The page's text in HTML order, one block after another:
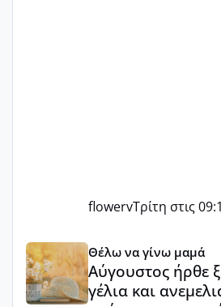
flowervΤρίτη στις
Αύγουστος ήρθε ξανά γεμάτος
Θέλω να γίνω μαμά
Αύγουστος ήρθε
γέλια και